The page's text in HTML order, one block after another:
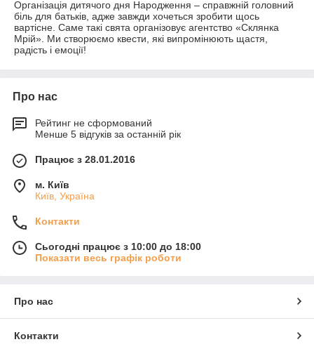
Організація дитячого дня Народження – справжній головний
біль для батьків, адже завжди хочеться зробити щось
вартісне. Саме такі свята організовує агентство «Склянка
Мрій». Ми створюємо квести, які випромінюють щастя,
радість і емоції!
Про нас
Рейтинг не сформований
Менше 5 відгуків за останній рік
Працює з 28.01.2016
м. Київ
Київ, Україна
Контакти
Сьогодні працює з 10:00 до 18:00
Показати весь графік роботи
Про нас
Контакти